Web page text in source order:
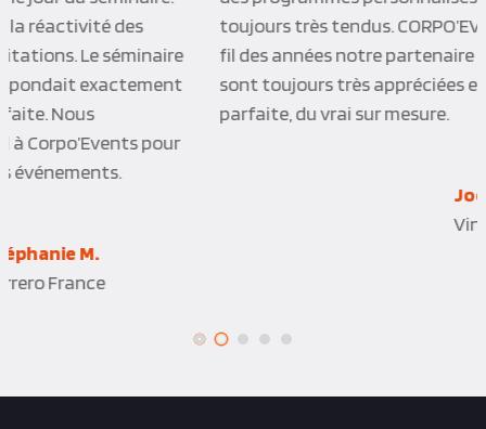
toujours très tendus. CORPO’EVENTS est devenu au
fil des années notre partenaire privilégié, les activités
sont toujours très appréciées et l’organisation
parfaite, du vrai sur mesure.